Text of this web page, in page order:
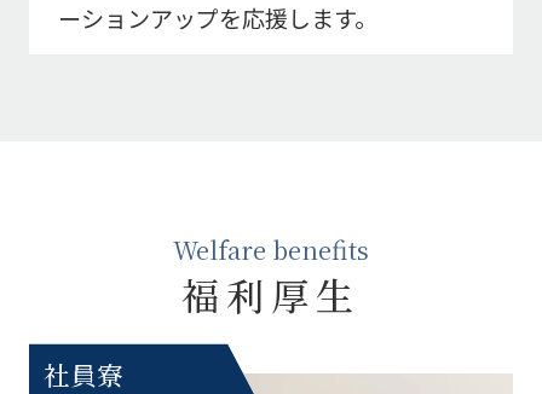
ーションアップを応援します。
Welfare benefits
福利厚生
社員寮